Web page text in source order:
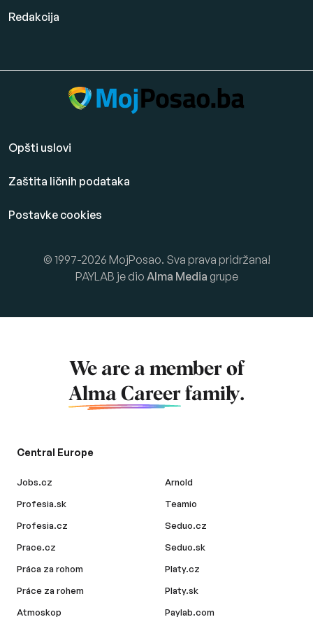
Redakcija
Opšti uslovi
Zaštita ličnih podataka
Postavke cookies
© 1997-2026 MojPosao. Sva prava pridržana!
PAYLAB je dio Alma Media grupe
We are a member of
Alma Career family.
Central Europe
Jobs.cz
Profesia.sk
Profesia.cz
Prace.cz
Práca za rohom
Práce za rohem
Atmoskop
Arnold
Teamio
Seduo.cz
Seduo.sk
Platy.cz
Platy.sk
Paylab.com